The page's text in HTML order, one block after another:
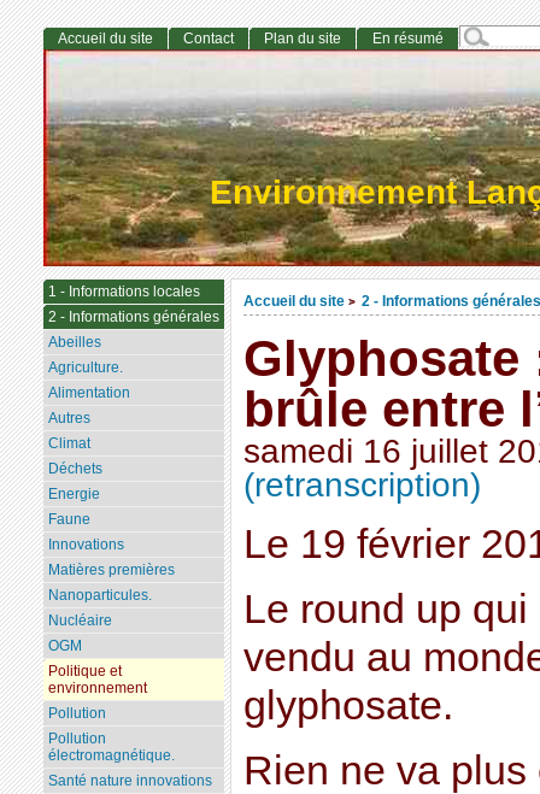
Environnement
Accueil du site > 2 - Informations générales
brûle entre
samedi 16 juillet
(retranscription)
Le 19 février
Le round up qui
vendu au
glyphosate.
Rien ne va
Accueil du site Contact Plan du site En résumé
1 - Informations locales
2 - Informations générales
Abeilles
Agriculture.
Alimentation
Autres
Climat
Déchets
Energie
Faune
Innovations
Matières premières
Nanoparticules.
Nucléaire
OGM
Politique et
environnement
Pollution
Pollution
électromagnétique.
Santé nature innovations